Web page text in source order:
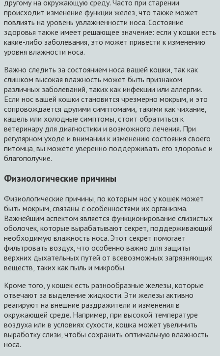
другому на окружающую среду. Часто при старении
происходит изменение функции желез, что также может
повлиять на уровень увлажненности носа. Состояние
здоровья также имеет решающее значение: если у кошки есть
какие-либо заболевания, это может привести к изменению
уровня влажности носа.
Важно следить за состоянием носа вашей кошки, так как
слишком высокая влажность может быть признаком
различных заболеваний, таких как инфекции или аллергии.
Если нос вашей кошки становится чрезмерно мокрым, и это
сопровождается другими симптомами, такими как чихание,
кашель или холодные симптомы, стоит обратиться к
ветеринару для диагностики и возможного лечения. При
регулярном уходе и внимании к изменению состояния своего
питомца, вы можете уверенно поддерживать его здоровье и
благополучие.
Физиологические причины
Физиологические причины, по которым нос у кошек может
быть мокрым, связаны с особенностями их организма.
Важнейшим аспектом является функционирование слизистых
оболочек, которые вырабатывают секрет, поддерживающий
необходимую влажность носа. Этот секрет помогает
фильтровать воздух, что особенно важно для защиты
верхних дыхательных путей от всевозможных загрязняющих
веществ, таких как пыль и микробы.
Кроме того, у кошек есть разнообразные железы, которые
отвечают за выделение жидкости. Эти железы активно
реагируют на внешние раздражители и изменения в
окружающей среде. Например, при высокой температуре
воздуха или в условиях сухости, кошка может увеличить
выработку слизи, чтобы сохранить оптимальную влажность
носа.